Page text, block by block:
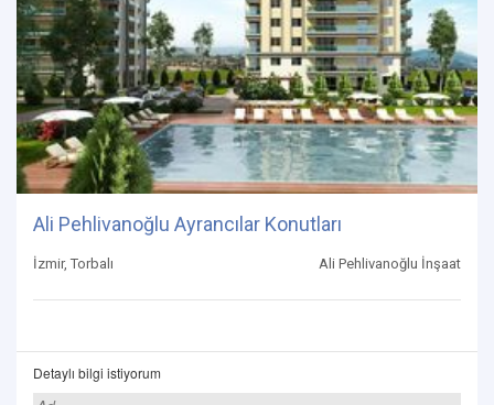
Ali Pehlivanoğlu Ayrancılar Konutları
İzmir, Torbalı Ali Pehlivanoğlu İnşaat
Detaylı bilgi istiyorum